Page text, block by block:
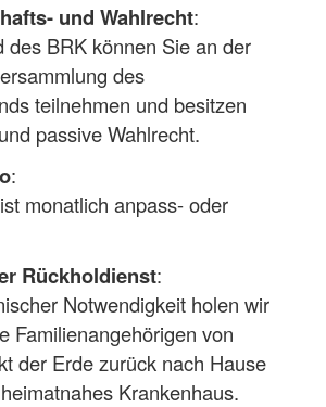
und Wahlrecht:
des BRK können Sie an der
des
teilnehmen und besitzen
passive Wahlrecht.
:
monatlich anpass- oder
Rückholdienst:
Notwendigkeit holen wir
Familienangehörigen von
der Erde zurück nach Hause
Krankenhaus.